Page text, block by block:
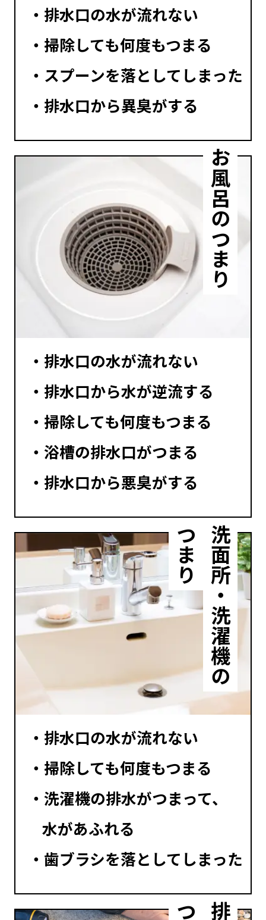
排水口の水が流れない
掃除しても何度もつまる
スプーンを落としてしまった
排水口から異臭がする
お風呂のつまり
排水口の水が流れない
排水口から水が逆流する
掃除しても何度もつまる
浴槽の排水口がつまる
排水口から悪臭がする
洗面所・洗濯機の
つまり
排水口の水が流れない
掃除しても何度もつまる
洗濯機の排水がつまって、
水があふれる
歯ブラシを落としてしまった